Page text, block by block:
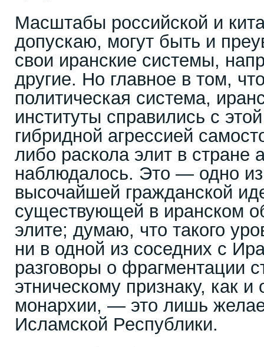
Масштабы российской и
допускаю, могут быть и
свои иранские системы,
другие. Но главное в том,
политическая система,
институты справились с
гибридной агрессией
либо раскола элит в стране
наблюдалось. Это — одно
высочайшей гражданской
существующей в иранском
элите; думаю, что такого
ни в одной из соседних с
разговоры о фрагментации
этническому признаку, как и
монархии, — это лишь
Исламской Республики.